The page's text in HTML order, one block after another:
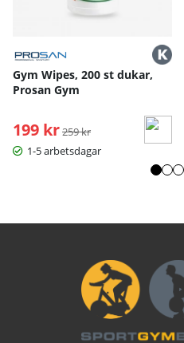
Gym Wipes, 200 st dukar,
Prosan Gym
199 kr Ordinarie pris:
259 kr
1-5 arbetsdagar